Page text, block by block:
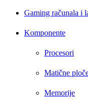
Gaming računala i
Komponente
Procesori
Matične
Memorije